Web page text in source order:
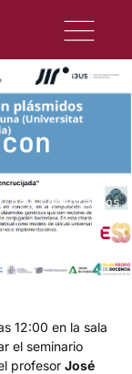
hay comentarios
12:00 en la sala
el seminario
profesor José